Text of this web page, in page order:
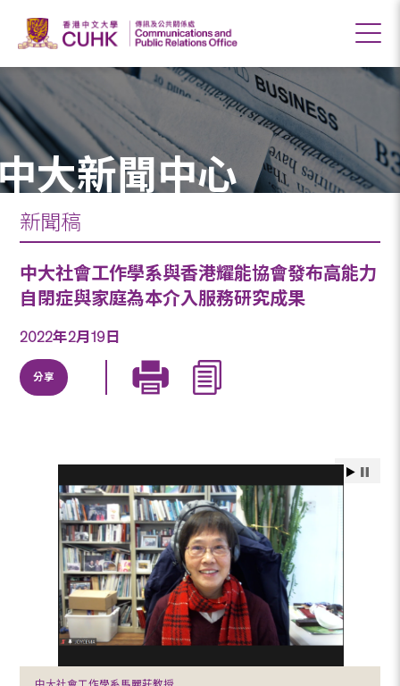
大新聞中心
新聞稿
中大社會工作學系與香港耀能協會發布高能力
自閉症與家庭為本介入服務研究成果
2022年2月19日
分享